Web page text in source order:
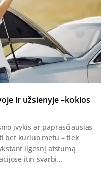
ir užsienyje –kokios
įvykis ar paprasčiausias
bet kuriuo metu – tiek
ilgesnį atstumą
itin svarbi…